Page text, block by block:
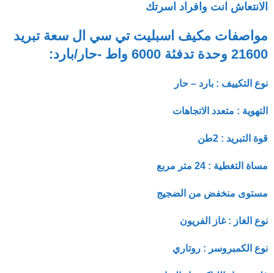
الانتعاش انت وافراد اسرتك
مواصفات مكيف اسبليت تي سي ال سعة تبريد
21600 وحدة تدفئة 6000 واط -حار/بارد:
نوع التكييف : بارد – حار
التهوية : متعدد الاتجاهات
قوة التبريد : 2طن
مساة التغطية : 24 متر مربع
مستوى منخفض من الضجيج
نوع الغاز : غاز الفريون
نوع الكمبروسر : روتاري